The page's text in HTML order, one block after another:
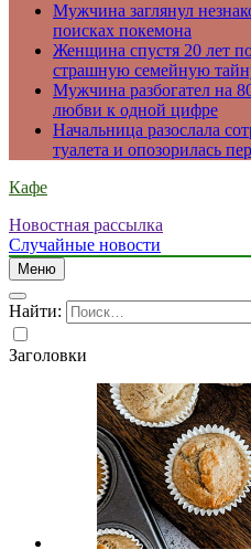
Мужчина заглянул
поисках покемона
Женщина спустя 20 лет
страшную семейную
Мужчина разбогател на
любви к одной цифре
Начальница разослала
туалета и опозорилась
Кафе
Новостная рассылка
Случайные новости
Меню
Найти:
Заголовки